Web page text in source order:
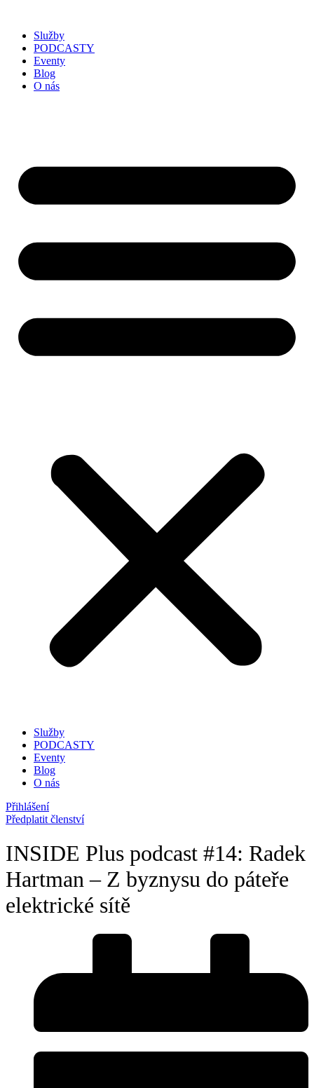
Služby
PODCASTY
Eventy
Blog
O nás
Služby
PODCASTY
Eventy
Blog
O nás
Přihlášení
Předplatit členství
INSIDE Plus podcast #14: Radek
Hartman – Z byznysu do páteře
elektrické sítě